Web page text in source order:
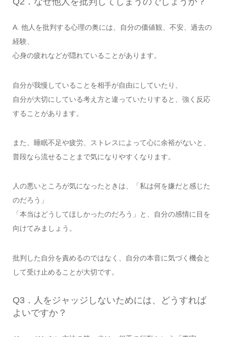
A. 他人を批判する心理の奥には、自分の価値観、不安、過去の
経験、
心身の疲れなどが隠れていることがあります。
自分が我慢していることを相手が自由にしていたり、
自分が大切にしている考え方と違っていたりすると、強く反応
することがあります。
また、睡眠不足や疲労、ストレスによって心に余裕がないと、
普段なら流せることまで気になりやすくなります。
人の悪いところが気になったときは、「私は何を嫌だと感じた
のだろう」
「本当はどうしてほしかったのだろう」と、自分の感情に目を
向けてみましょう。
批判した自分を責めるのではなく、自分の本音に気づく機会と
して受け止めることが大切です。
Q3．人をジャッジしないためには、どうすれば
よいですか？